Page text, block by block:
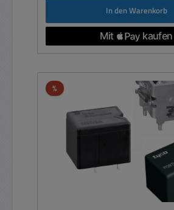
In den Warenkorb
%Rabatt